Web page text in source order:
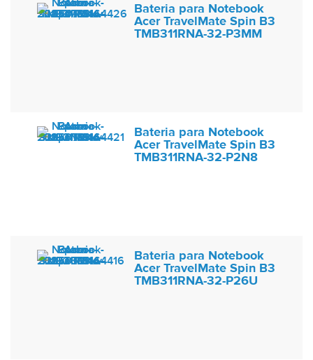
Bateria para Notebook
Acer TravelMate Spin B3
TMB311RNA-32-P3MM
Bateria para Notebook
Acer TravelMate Spin B3
TMB311RNA-32-P2N8
Bateria para Notebook
Acer TravelMate Spin B3
TMB311RNA-32-P26U